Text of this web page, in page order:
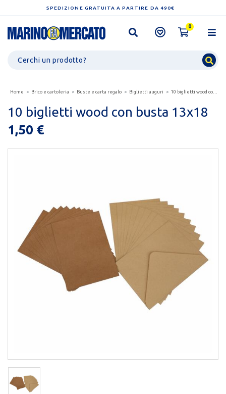
SPEDIZIONE GRATUITA A PARTIRE DA 490€
0
Home Brico e cartoleria Buste e carta regalo Biglietti auguri 10 biglietti wood con busta 13x18
10 biglietti wood con busta 13x18
1,50 €